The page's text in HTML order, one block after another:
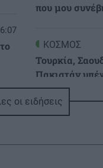
που μου
ΚΟΣΜΟΣ
Τουρκία,
Πακιστάν
συμφωνία – Τι
οι ειδήσεις